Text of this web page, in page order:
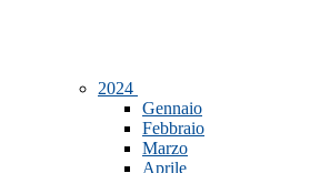
2024
Gennaio
Febbraio
Marzo
Aprile